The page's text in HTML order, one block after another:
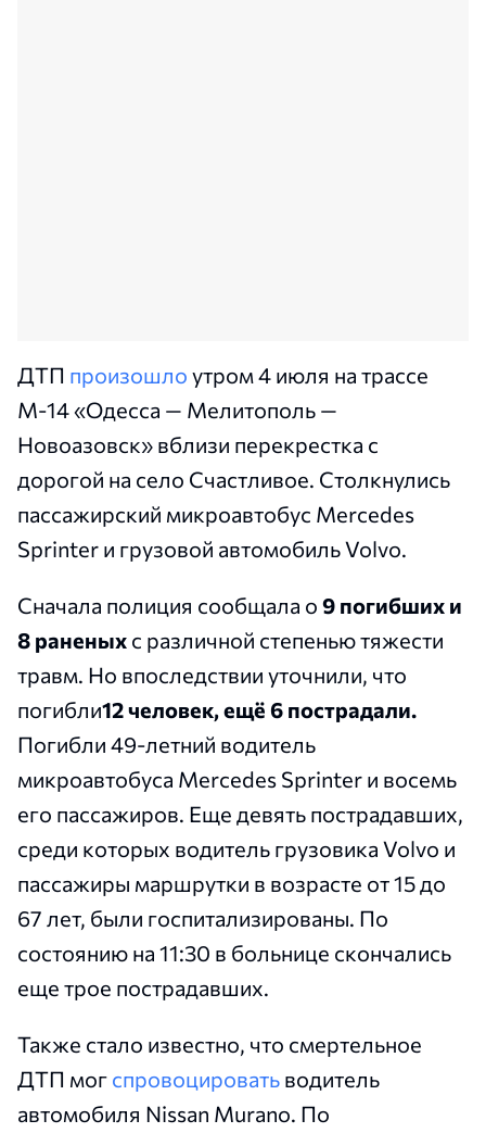
ДТП произошло утром 4 июля на трассе
М-14 «Одесса — Мелитополь —
Новоазовск» вблизи перекрестка с
дорогой на село Счастливое. Столкнулись
пассажирский микроавтобус Mercedes
Sprinter и грузовой автомобиль Volvo.
Сначала полиция сообщала о 9 погибших и
8 раненых с различной степенью тяжести
травм. Но впоследствии уточнили, что
погибли12 человек, ещё 6 пострадали.
Погибли 49-летний водитель
микроавтобуса Mercedes Sprinter и восемь
его пассажиров. Еще девять пострадавших,
среди которых водитель грузовика Volvo и
пассажиры маршрутки в возрасте от 15 до
67 лет, были госпитализированы. По
состоянию на 11:30 в больнице скончались
еще трое пострадавших.
Также стало известно, что смертельное
ДТП мог спровоцировать водитель
автомобиля Nissan Murano. По